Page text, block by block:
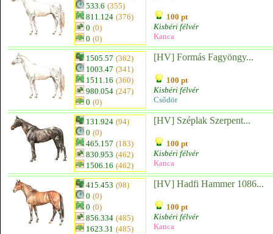
533.6 (355)
811.124 (376)
0 (0)
0 (0)
100 pt
Kisbéri félvér
Kanca
1505.57 (362)
1003.47 (341)
1511.16 (360)
980.054 (247)
0 (0)
[HV] Formás Fagyöngy...
100 pt
Kisbéri félvér
Csődör
131.924 (94)
0 (0)
465.157 (183)
830.953 (462)
1506.16 (462)
[HV] Széplak Szerpent...
100 pt
Kisbéri félvér
Kanca
415.453 (98)
0 (0)
0 (0)
856.334 (485)
1623.31 (485)
[HV] Hadfi Hammer 1086...
100 pt
Kisbéri félvér
Kanca